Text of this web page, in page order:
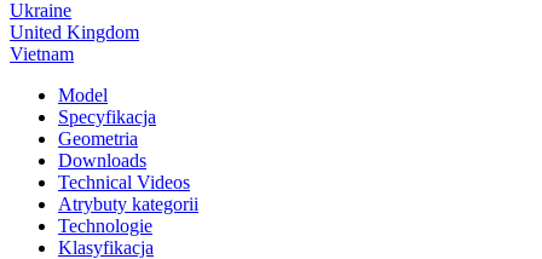
Ukraine
United Kingdom
Vietnam
Model
Specyfikacja
Geometria
Downloads
Technical Videos
Atrybuty kategorii
Technologie
Klasyfikacja